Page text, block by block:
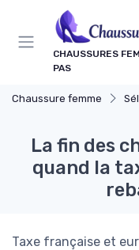
CHAUSSURES
PAS
Chaussure femme
La fin des
quand la
Taxe française et
Panneau de gestion